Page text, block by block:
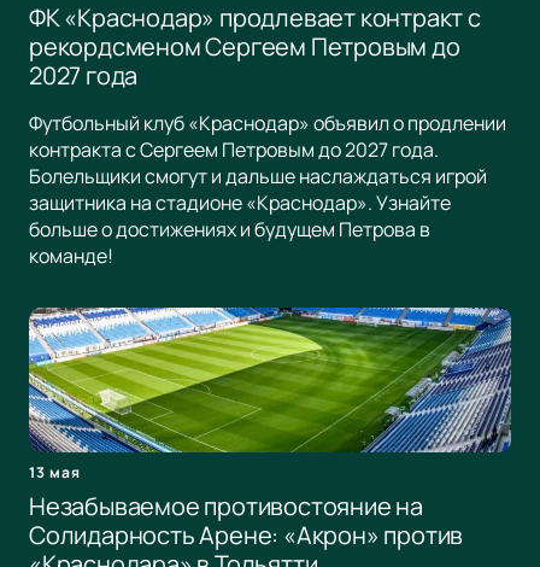
ФК «Краснодар» продлевает контракт с
рекордсменом Сергеем Петровым до
2027 года
Футбольный клуб «Краснодар» объявил о продлении
контракта с Сергеем Петровым до 2027 года.
Болельщики смогут и дальше наслаждаться игрой
защитника на стадионе «Краснодар». Узнайте
больше о достижениях и будущем Петрова в
команде!
13 мая
Незабываемое противостояние на
Солидарность Арене: «Акрон» против